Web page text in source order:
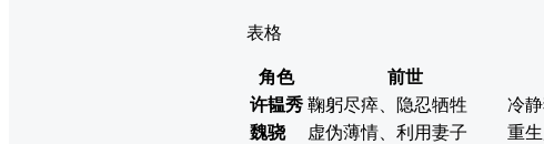
表格
角色 前世
许韫秀 鞠躬尽瘁、隐忍牺牲
冷
魏骁
虚伪薄情、利用妻子
重